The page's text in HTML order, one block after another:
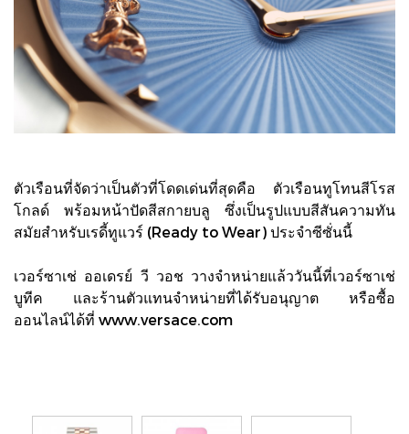
ตัวเรือนที่จัดว่าเป็นตัวที่โดดเด่นที่สุดคือ ตัวเรือนทูโทนสีโรส
โกลด์ พร้อมหน้าปัดสีสกายบลู ซึ่งเป็นรูปแบบสีสันความทัน
สมัยสำหรับเรดี้ทูแวร์ (Ready to Wear) ประจำซีซั่นนี้
เวอร์ซาเช่ ออเดรย์ วี วอช วางจำหน่ายแล้ววันนี้ที่เวอร์ซาเช่
บูทีค และร้านตัวแทนจำหน่ายที่ได้รับอนุญาต หรือซื้อ
ออนไลน์ได้ที่ www.versace.com